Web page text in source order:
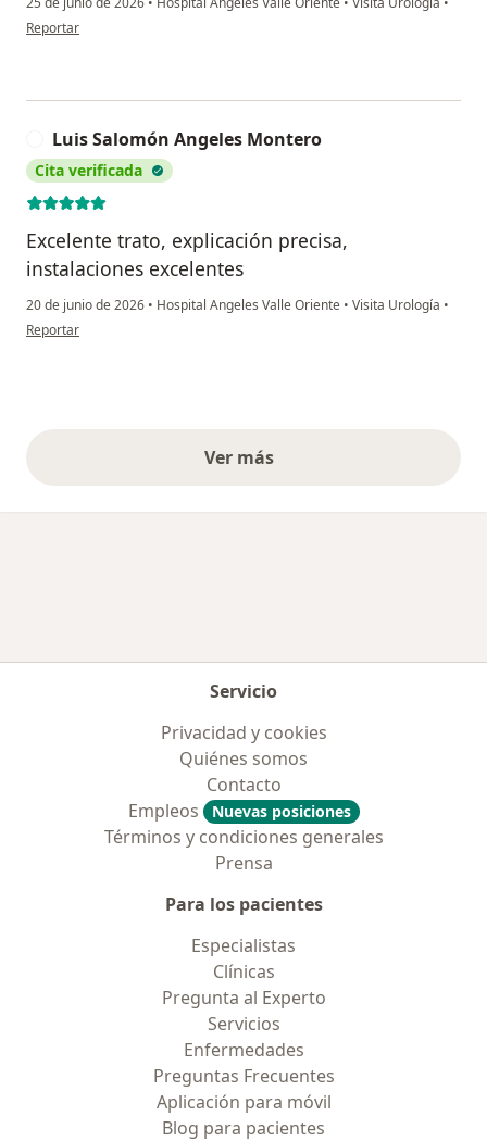
en opinión del usuario Leticia Ramírez
Reportar
Luis Salomón Angeles Montero
Cita verificada
Excelente trato, explicación precisa,
instalaciones excelentes
20 de junio de 2026 • Hospital Angeles Valle Oriente • Visita Urología •
en opinión del usuario Luis Salomón Angeles Montero
Reportar
Ver másopiniones anteriores
Servicio
Privacidad y cookies
Quiénes somos
Contacto
Empleos
Nuevas posiciones
Términos y condiciones generales
Prensa
Para los pacientes
Especialistas
Clínicas
Pregunta al Experto
Servicios
Enfermedades
Preguntas Frecuentes
Aplicación para móvil
Blog para pacientes